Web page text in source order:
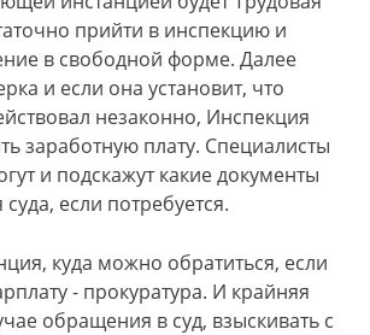
прийти в инспекцию и
в свободной форме. Далее
и если она установит, что
незаконно, Инспекция
заработную плату. Специалисты
и подскажут какие документы
если потребуется.
куда можно обратиться, если
- прокуратура. И крайняя
обращения в суд, взыскивать с